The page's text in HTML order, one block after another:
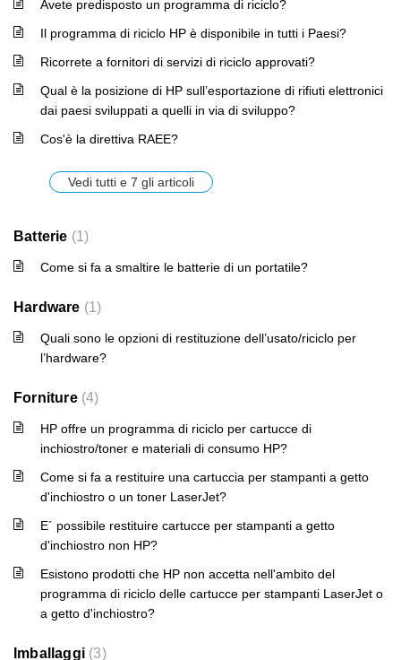
Avete predisposto un programma di riciclo?
Il programma di riciclo HP è disponibile in tutti i Paesi?
Ricorrete a fornitori di servizi di riciclo approvati?
Qual è la posizione di HP sull’esportazione di rifiuti elettronici
dai paesi sviluppati a quelli in via di sviluppo?
Cos'è la direttiva RAEE?
Vedi tutti e 7 gli articoli
Batterie 1
Come si fa a smaltire le batterie di un portatile?
Hardware 1
Quali sono le opzioni di restituzione dell’usato/riciclo per
l’hardware?
Forniture 4
HP offre un programma di riciclo per cartucce di
inchiostro/toner e materiali di consumo HP?
Come si fa a restituire una cartuccia per stampanti a getto
d'inchiostro o un toner LaserJet?
E´ possibile restituire cartucce per stampanti a getto
d'inchiostro non HP?
Esistono prodotti che HP non accetta nell'ambito del
programma di riciclo delle cartucce per stampanti LaserJet o
a getto d'inchiostro?
Imballaggi 3